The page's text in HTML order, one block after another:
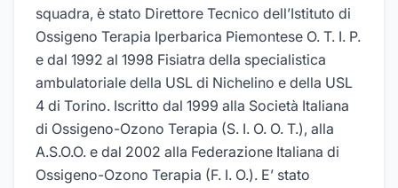
squadra, è stato Direttore Tecnico dell’Istituto di
Ossigeno Terapia Iperbarica Piemontese O. T. I. P.
e dal 1992 al 1998 Fisiatra della specialistica
ambulatoriale della USL di Nichelino e della USL
4 di Torino. Iscritto dal 1999 alla Società Italiana
di Ossigeno-Ozono Terapia (S. I. O. O. T.), alla
A.S.O.O. e dal 2002 alla Federazione Italiana di
Ossigeno-Ozono Terapia (F. I. O.). E’ stato